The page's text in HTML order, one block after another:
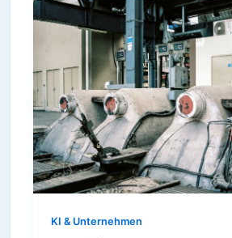
KI & Unternehmen